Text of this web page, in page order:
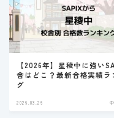
【2026年】星稜中に強い
舎はどこ？最新合格実績ラ
グ
2026.03.26